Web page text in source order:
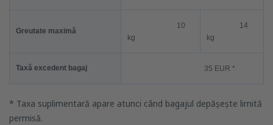
Greutate maximă
10
kg
14
kg
Taxă excedent bagaj 35 EUR *
* Taxa suplimentară apare atunci când bagajul depășește limită
permisă.